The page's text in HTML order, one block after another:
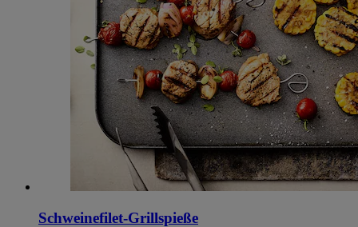
Schweinefilet-Grillspieße